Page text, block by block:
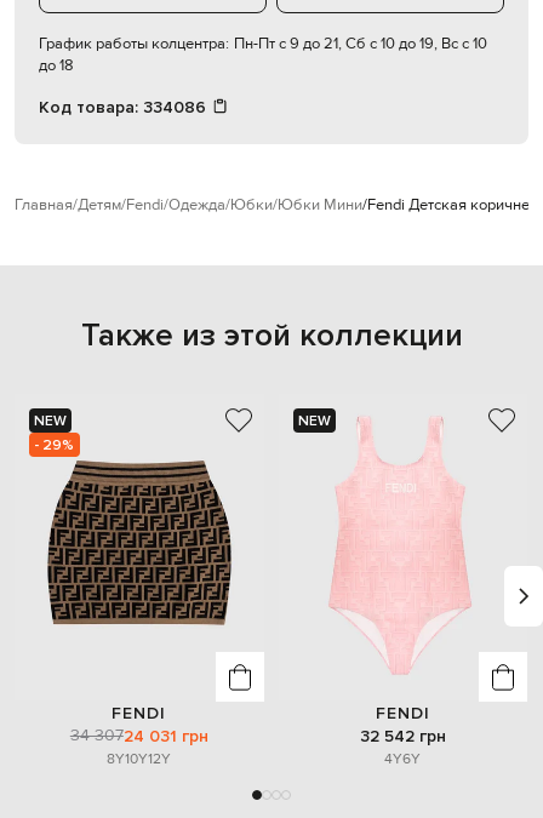
График работы колцентра: Пн-Пт с 9 до 21, Сб с 10 до 19, Вс с 10
до 18
Код товара: 334086
Главная Детям Fendi Одежда Юбки Юбки Мини Fendi Детская
Также из этой коллекции
NEW
- 29%
FENDI
34 30724 031 грн
8Y10Y12Y
NEW
FENDI
32 542 грн
4Y6Y